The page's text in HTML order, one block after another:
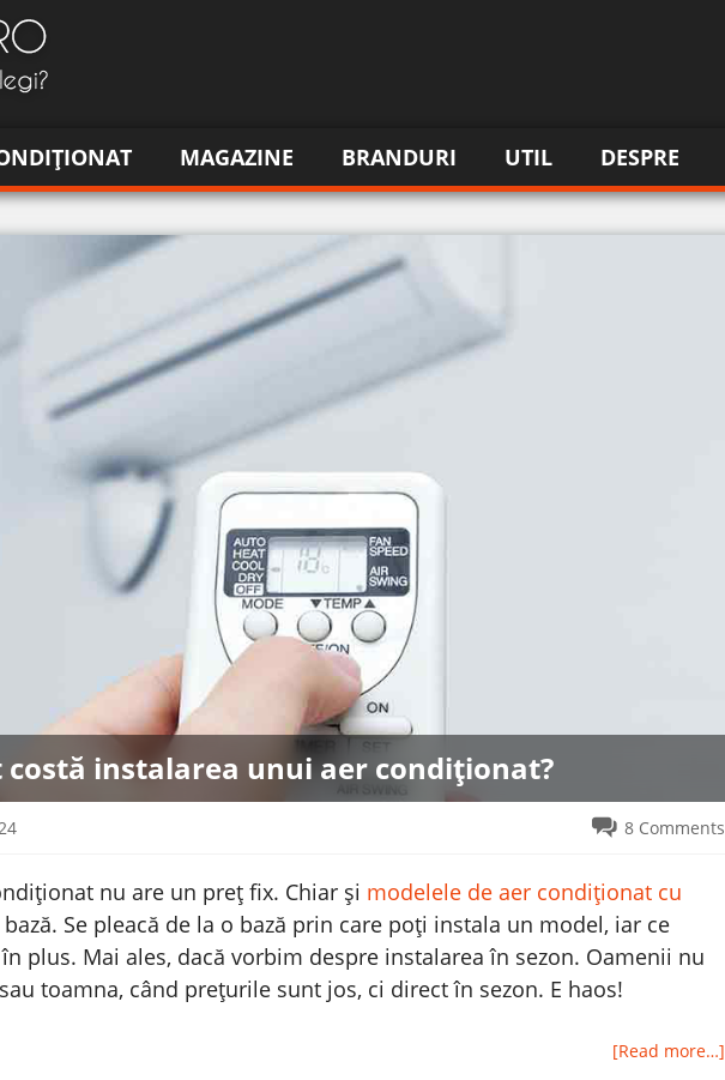
MAGAZINE BRANDURI UTIL DESPRE
costă instalarea unui aer condiționat?
8 Comments
nu are un preț fix. Chiar și modelele de aer condiționat cu
Se pleacă de la o bază prin care poți instala un model, iar ce
plus. Mai ales, dacă vorbim despre instalarea în sezon. Oamenii nu
toamna, când prețurile sunt jos, ci direct în sezon. E haos!
[Read more…]